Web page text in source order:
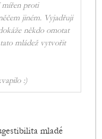
mířen proti
jiném. Vyjadřuji
někdo omotat
mládež vytvořit
:)
mladé